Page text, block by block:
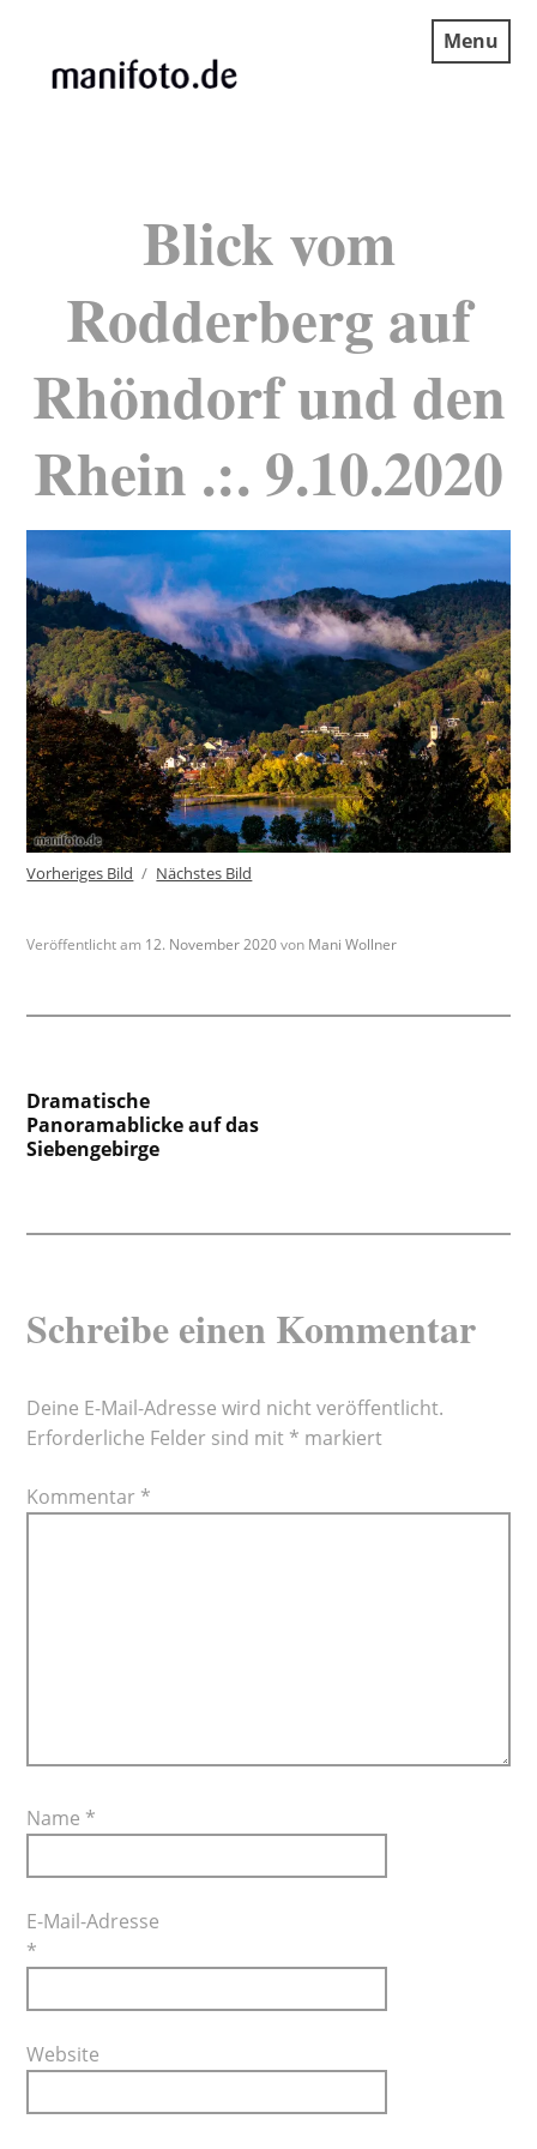
content
Menu
Blick vom
Rodderberg auf
Rhöndorf und den
Rhein .:. 9.10.2020
Vorheriges Bild Nächstes Bild
Veröffentlicht am 12. November 2020von Mani Wollner
Beitragsnavigation
Dramatische
Panoramablicke auf das
Siebengebirge
Schreibe einen Kommentar
Deine E-Mail-Adresse wird nicht veröffentlicht.
Erforderliche Felder sind mit * markiert
Kommentar *
Name *
E-Mail-Adresse
*
Website